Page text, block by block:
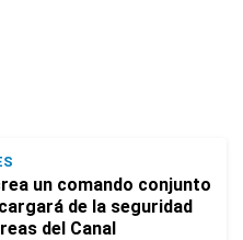
un comando conjunto
de la seguridad
del Canal